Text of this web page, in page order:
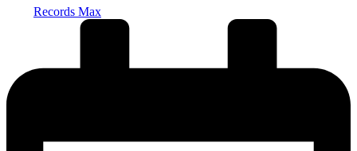
Records Max